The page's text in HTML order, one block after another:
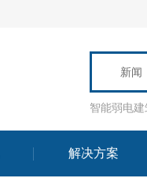
新闻
智能弱电建
解决方案